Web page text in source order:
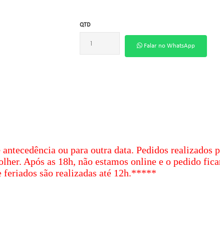
QTD
Falar no WhatsApp
antecedência ou para outra data. Pedidos realizados
Após as 18h, não estamos online e o pedido
feriados são realizadas até 12h.*****